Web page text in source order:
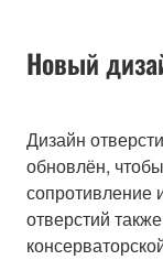
Новый
Дизайн
обновлён,
сопротивление
отверстий